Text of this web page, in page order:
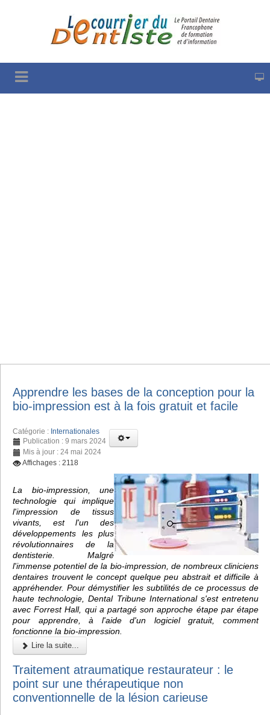
Apprendre les bases de la conception pour la
bio-impression est à la fois gratuit et facile
Catégorie : Internationales
Publication : 9 mars 2024
Mis à jour : 24 mai 2024
Affichages : 2118
La bio-impression, une
technologie qui implique
l'impression de tissus
vivants, est l'un des
développements les plus
révolutionnaires de la
dentisterie. Malgré
l'immense potentiel de la bio-impression, de nombreux cliniciens
dentaires trouvent le concept quelque peu abstrait et difficile à
appréhender. Pour démystifier les subtilités de ce processus de
haute technologie, Dental Tribune International s'est entretenu
avec Forrest Hall, qui a partagé son approche étape par étape
pour apprendre, à l'aide d'un logiciel gratuit, comment
fonctionne la bio-impression.
Lire la suite...
Traitement atraumatique restaurateur : le
point sur une thérapeutique non
conventionnelle de la lésion carieuse